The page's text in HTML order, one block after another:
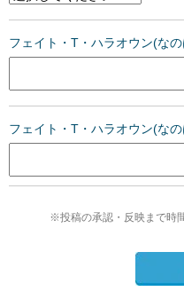
フェイト・T・ハラオウン(な
フェイト・T・ハラオウン(な
※投稿の承認・反映まで時